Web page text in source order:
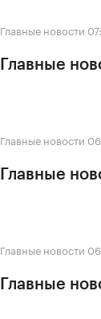
Главные новости
Главные
Главные новости
Главные
Главные новости
Главные